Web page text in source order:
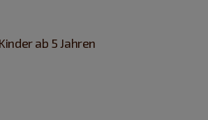
Kinder ab 5 Jahren